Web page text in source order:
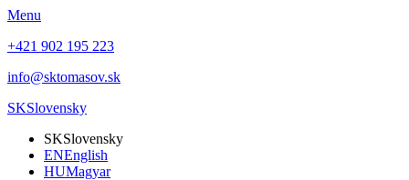
Menu
+421 902 195 223
info@sktomasov.sk
SKSlovensky
SKSlovensky
ENEnglish
HUMagyar